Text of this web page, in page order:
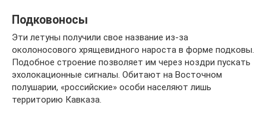
Подковоносы
Эти летуны получили свое название из-за
околоносового хрящевидного нароста в форме подковы.
Подобное строение позволяет им через ноздри пускать
эхолокационные сигналы. Обитают на Восточном
полушарии, «российские» особи населяют лишь
территорию Кавказа.